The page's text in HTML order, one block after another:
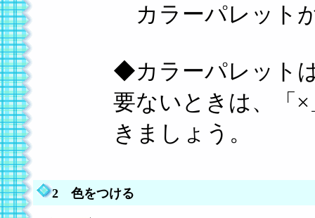
カラーパレット
◆カラーパレット
要ないときは、「
きましょう。
2 色をつける